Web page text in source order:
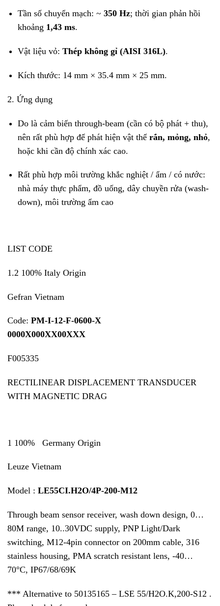
Tần số chuyển mạch: ~ 350 Hz; thời gian phản hồi
khoảng 1,43 ms.
Vật liệu vỏ: Thép không gỉ (AISI 316L).
Kích thước: 14 mm × 35.4 mm × 25 mm.
2. Ứng dụng
Do là cảm biến through-beam (cần có bộ phát + thu),
nên rất phù hợp để phát hiện vật thể rắn, mỏng, nhỏ,
hoặc khi cần độ chính xác cao.
Rất phù hợp môi trường khắc nghiệt / ẩm / có nước:
nhà máy thực phẩm, đồ uống, dây chuyền rửa (wash-
down), môi trường ẩm cao
LIST CODE
1.2 100% Italy Origin
Gefran Vietnam
Code: PM-I-12-F-0600-X
0000X000XX00XXX
F005335
RECTILINEAR DISPLACEMENT TRANSDUCER
WITH MAGNETIC DRAG
1 100% Germany Origin
Leuze Vietnam
Model : LE55CI.H2O/4P-200-M12
Through beam sensor receiver, wash down design, 0…
80M range, 10..30VDC supply, PNP Light/Dark
switching, M12-4pin connector on 200mm cable, 316
stainless housing, PMA scratch resistant lens, -40…
70°C, IP67/68/69K
*** Alternative to 50135165 – LSE 55/H2O.K,200-S12 .